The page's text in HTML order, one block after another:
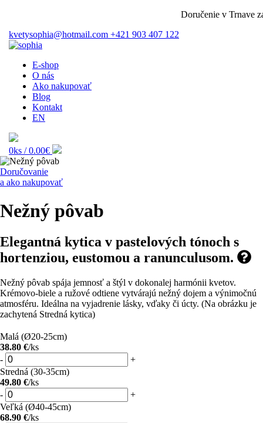
Doručenie v Trnave
kvetysophia@hotmail.com +421 903 407 122
E-shop
O nás
Ako nakupovať
Blog
Kontakt
EN
0ks /0.00€
Doručovanie
a ako nakupovať
Nežný pôvab
Elegantná kytica v pastelových tónoch s
hortenziou, eustomou a ranunculusom.
Nežný pôvab spája jemnosť a štýl v dokonalej harmónii kvetov.
Krémovo-biele a ružové odtiene vytvárajú nežný dojem a výnimočnú
atmosféru. Ideálna na vyjadrenie lásky, vďaky či úcty. (Na obrázku je
zachytená Stredná kytica)
Malá (Ø20-25cm)
38.80 €/ks
-
+
Stredná (30-35cm)
49.80 €/ks
-
+
Veľká (Ø40-45cm)
68.90 €/ks